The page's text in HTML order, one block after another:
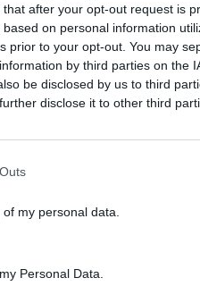
after your opt-out request is
on personal information
prior to your opt-out. You may
by third parties on the
be disclosed by us to third
disclose it to other third
my personal data.
Personal Data.
ότι σου κάνει κλικ!